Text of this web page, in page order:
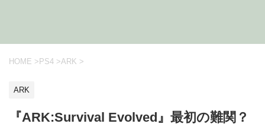
HOME >PS4 >ARK >
ARK
『ARK:Survival Evolved』最初の難関？